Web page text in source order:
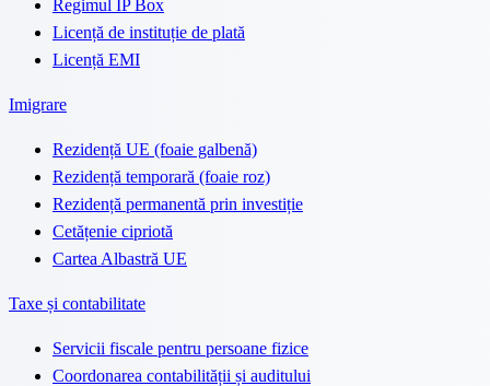
Regimul IP Box
Licență de instituție de plată
Licență EMI
Imigrare
Rezidență UE (foaie galbenă)
Rezidență temporară (foaie roz)
Rezidență permanentă prin investiție
Cetățenie cipriotă
Cartea Albastră UE
Taxe și contabilitate
Servicii fiscale pentru persoane fizice
Coordonarea contabilității și auditului